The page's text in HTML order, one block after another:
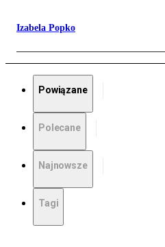
Izabela Popko
Powiązane
Polecane
Najnowsze
Tagi